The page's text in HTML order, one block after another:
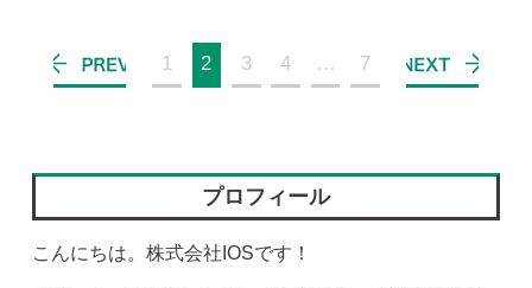
1 2 3 4 … 7
プロフィール
こんにちは。株式会社IOSです！